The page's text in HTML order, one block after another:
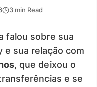
3 min Read
falou sobre sua
e sua relação com
, que deixou o
e se